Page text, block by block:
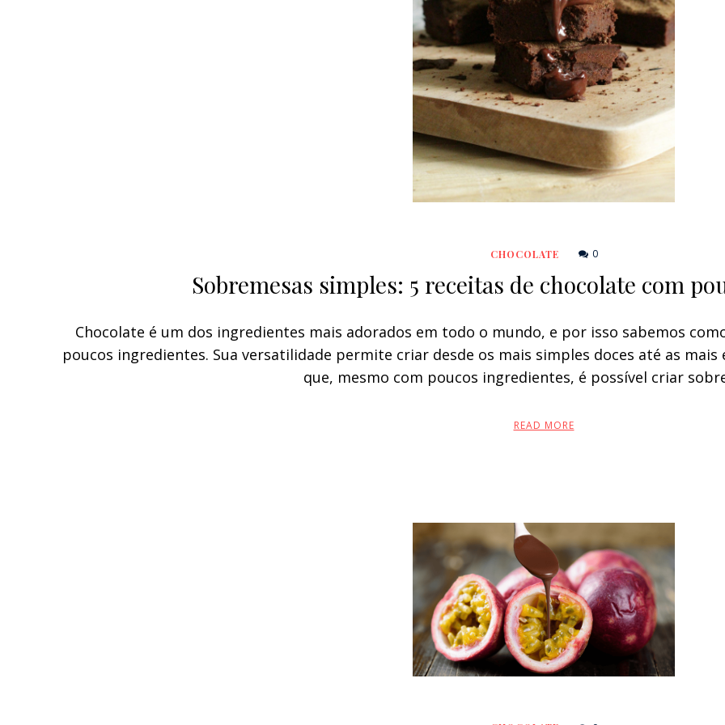
CHOCOLATE 0
Sobremesas simples: 5 receitas de chocolate com
Chocolate é um dos ingredientes mais adorados em todo o mundo, e por isso sabemos
poucos ingredientes. Sua versatilidade permite criar desde os mais simples doces até as
que, mesmo com poucos ingredientes, é possível criar
READ MORE